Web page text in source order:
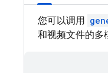
您可以调用
和视频文件的多